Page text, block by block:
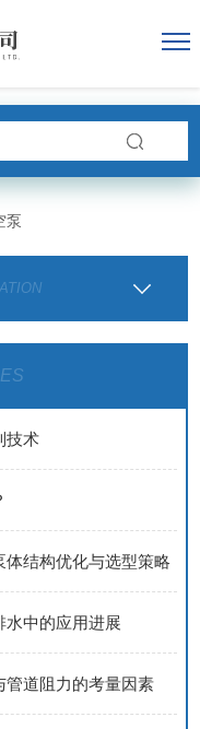
泵
技术​
结构优化与选型策略
水中的应用进展
管道阻力的考量因素